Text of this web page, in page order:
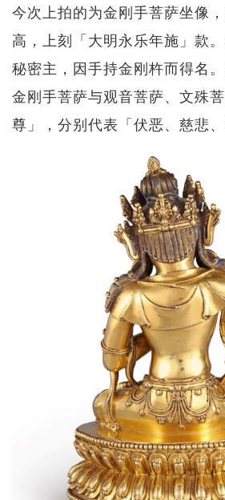
今次上拍的为金刚手菩萨坐像
高，上刻「大明永乐年施」款
秘密主，因手持金刚杵而得名
金刚手菩萨与观音菩萨、文殊
尊」，分别代表「伏恶、慈悲、